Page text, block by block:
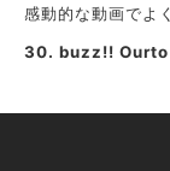
感動的な動画でよ
30. buzz!! Ourto